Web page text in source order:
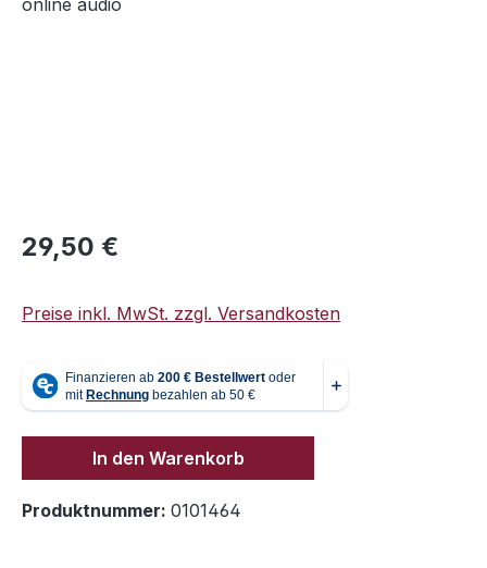
Regulärer Preis:
29,50 €
Preise inkl. MwSt. zzgl. Versandkosten
In den Warenkorb
Produktnummer: 0101464